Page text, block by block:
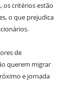
os critérios estão
o que prejudica
de
querem migrar
e jornada